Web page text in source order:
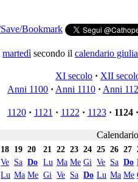
martedì secondo il calendario
XI secolo · XII
Anni 1100 · Anni 1110 · Anni
1120· 1121 · 1122 · 1123· 1124·
18 19 20 21 22 23 24 25 26 27
Ve Sa Do Lu Ma Me Gi Ve Sa Do
Lu Ma Me Gi Ve Sa Do Lu Ma Me